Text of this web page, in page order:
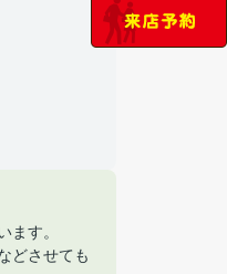
ます。
どさせても